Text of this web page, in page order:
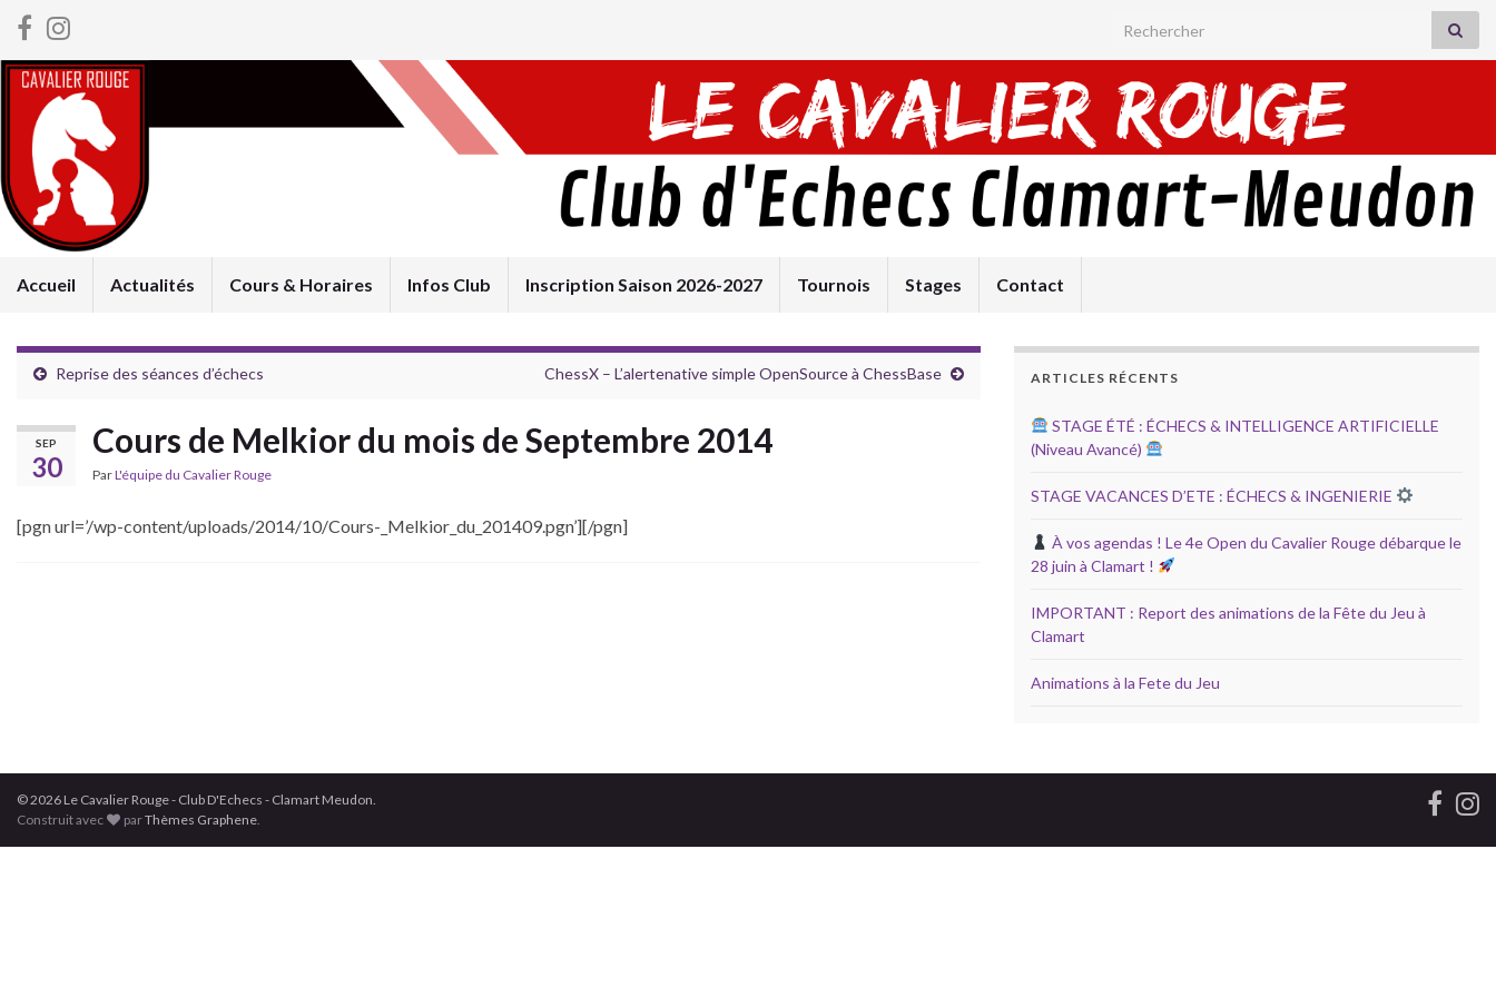
Search for:
Accueil Actualités Cours & Horaires Infos Club Inscription Saison 2026-2027 Tournois Stages Contact
Reprise des séances d’échecs ChessX – L’alertenative simple OpenSource à ChessBase
SEP
30
Cours de Melkior du mois de Septembre 2014
ParL'équipe du Cavalier Rouge
[pgn url=’/wp-content/uploads/2014/10/Cours-_Melkior_du_201409.pgn’][/pgn]
ARTICLES RÉCENTS
STAGE ÉTÉ : ÉCHECS & INTELLIGENCE ARTIFICIELLE
(Niveau Avancé)
STAGE VACANCES D’ETE : ÉCHECS & INGENIERIE
À vos agendas ! Le 4e Open du Cavalier Rouge débarque le
28 juin à Clamart !
IMPORTANT : Report des animations de la Fête du Jeu à
Clamart
Animations à la Fete du Jeu
© 2026 Le Cavalier Rouge - Club D'Echecs - Clamart Meudon.
Construit avec
parThèmes Graphene